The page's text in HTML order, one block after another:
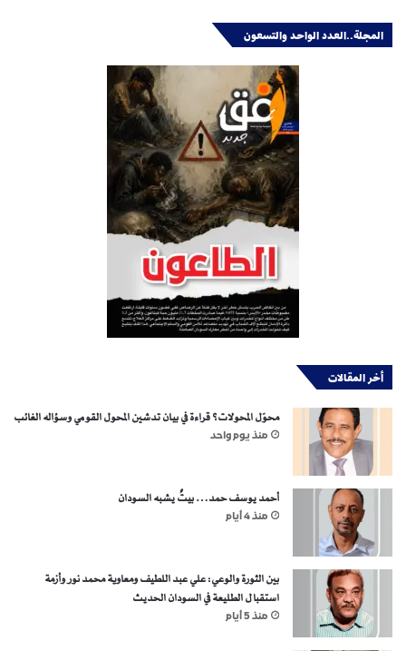
المجلة..العدد الواحد والتسعون
أخر المقالات
محوّل المحولات؟ قراءة في بيان تدشين المحول القومي وسؤاله الغائب
منذ يوم واحد
أحمد يوسف حمد… بيتٌ يشبه السودان
منذ 4 أيام
بين الثورة والوعي: علي عبد اللطيف ومعاوية محمد نور وأزمة
استقبال الطليعة في السودان الحديث
منذ 5 أيام